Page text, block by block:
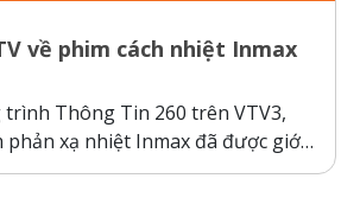
về phim cách nhiệt Inmax
Thông Tin 260 trên VTV3,
phản xạ nhiệt Inmax đã được giới
tiến công nghệ giúp bảo vệ ô